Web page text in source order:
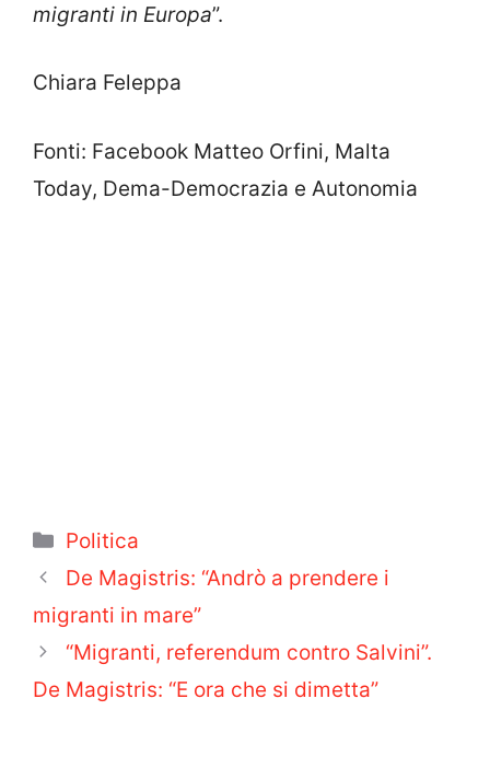
migranti in Europa”.
Chiara Feleppa
Fonti: Facebook Matteo Orfini, Malta
Today, Dema-Democrazia e Autonomia
Categorie
Politica
De Magistris: “Andrò a prendere i
migranti in mare”
“Migranti, referendum contro Salvini”.
De Magistris: “E ora che si dimetta”